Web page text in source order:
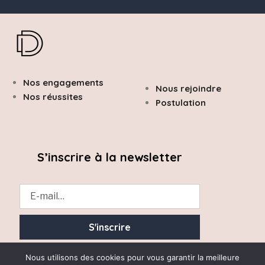
Nous rejoindre
Postulation
Nos engagements
Nos réussites
S’inscrire à la newsletter
Nous utilisons des cookies pour vous garantir la meilleure